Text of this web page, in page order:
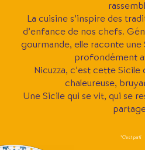
La cuisine s’inspire des
d’enfance de nos chefs.
gourmande, elle raconte une
profondément
Nicuzza, c’est cette Sicile
chaleureuse,
Une Sicile qui se vit, qui se
*C’est parti